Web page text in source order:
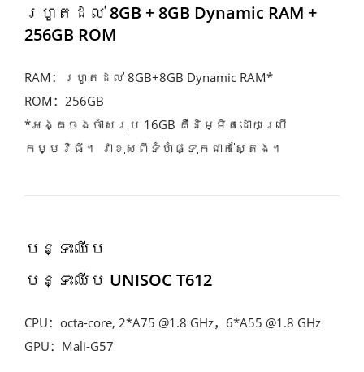
រហូតដល់ 8GB + 8GB Dynamic RAM +
256GB ROM
RAM：រហូតដល់ 8GB+8GB Dynamic RAM*
ROM：256GB
*អង្គចងចាំសរុប 16GB គឺនិម្មិតដោយប្រើ
កម្មវិធី។ វាខុសពីទំហំផ្ទុកជាក់ស្តែង។
បន្ទះឈីប
បន្ទះឈីប UNISOC T612
CPU：octa-core, 2*A75 @1.8 GHz，6*A55 @1.8 GHz
GPU：Mali-G57